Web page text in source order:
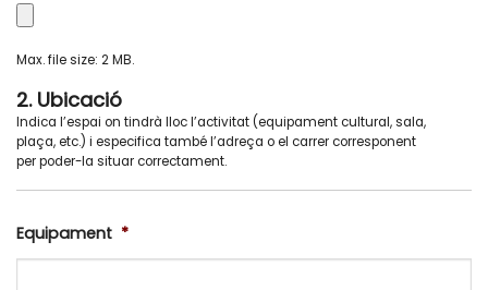
Max. file size: 2 MB.
2. Ubicació
Indica l’espai on tindrà lloc l’activitat (equipament cultural, sala,
plaça, etc.) i especifica també l’adreça o el carrer corresponent
per poder-la situar correctament.
Equipament *